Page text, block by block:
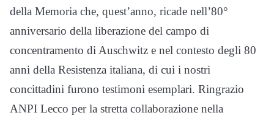
della Memoria che, quest’anno, ricade nell’80°
anniversario della liberazione del campo di
concentramento di Auschwitz e nel contesto degli 80
anni della Resistenza italiana, di cui i nostri
concittadini furono testimoni esemplari. Ringrazio
ANPI Lecco per la stretta collaborazione nella